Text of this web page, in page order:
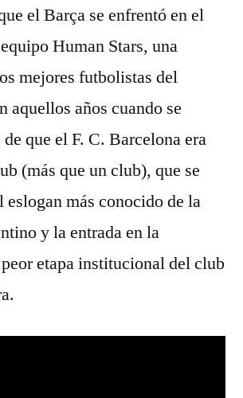
el Barça se enfrentó en el
Human Stars, una
mejores futbolistas del
aquellos años cuando se
que el F. C. Barcelona era
(más que un club), que se
más conocido de la
y la entrada en la
etapa institucional del club